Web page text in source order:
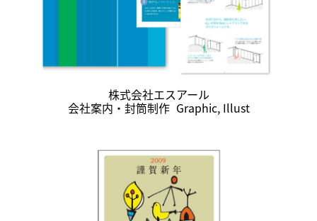
株式会社エスアール
会社案内・封筒制作 Graphic, Illust